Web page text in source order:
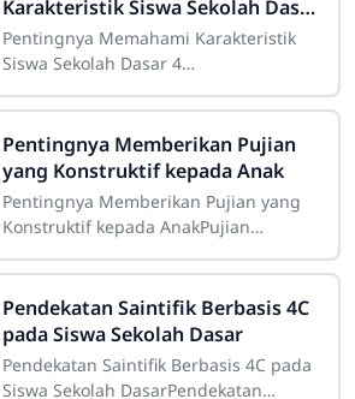
Karakteristik Siswa Sekolah Dasar
4 Cirahab
Pentingnya Memahami Karakteristik
Siswa Sekolah Dasar 4
merupakan salah satu bagian penting
dalam pelaksanaan
Pentingnya Memberikan Pujian
yang Konstruktif kepada Anak
Pentingnya Memberikan Pujian yang
Konstruktif kepada AnakPujian
komunikasi positif yang memiliki
peran besar dalam proses
Pendekatan Saintifik Berbasis 4C
pada Siswa Sekolah Dasar
Pendekatan Saintifik Berbasis 4C pada
Siswa Sekolah DasarPendekatan